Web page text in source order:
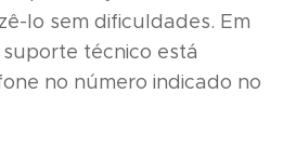
lo sem dificuldades. Em
técnico está
no número indicado no